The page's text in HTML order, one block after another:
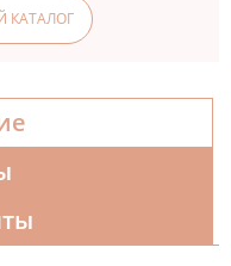
КАТАЛОГ